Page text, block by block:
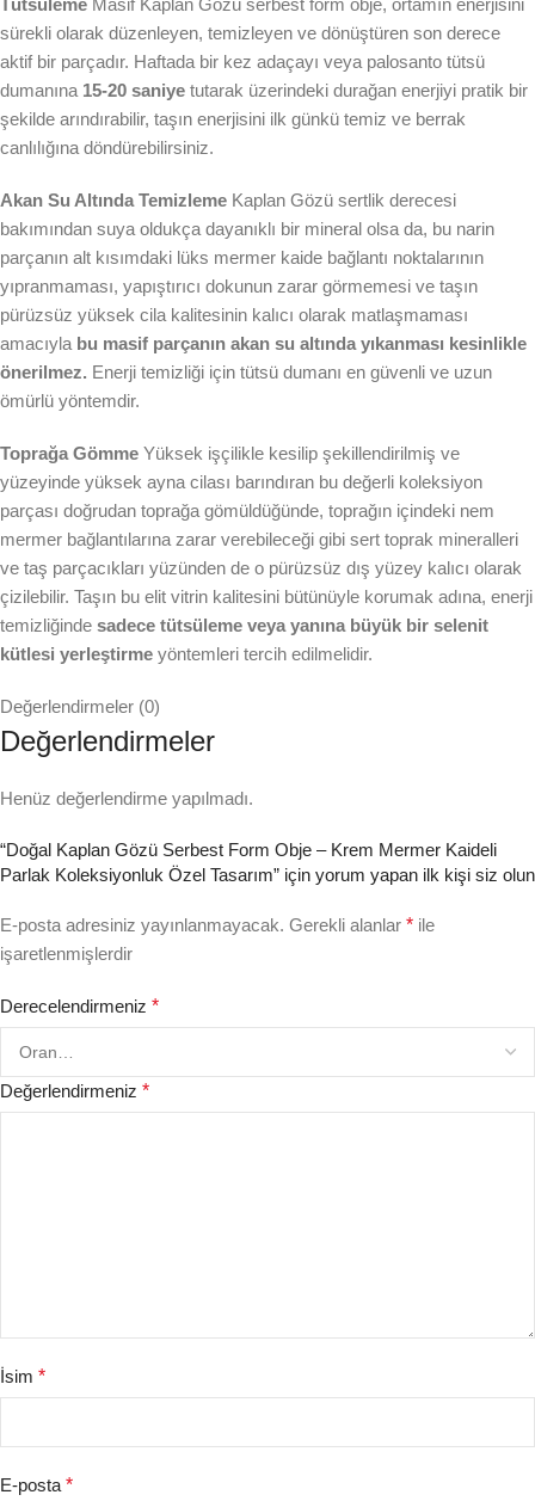
Tütsüleme Masif Kaplan Gözü serbest form obje, ortamın enerjisini
sürekli olarak düzenleyen, temizleyen ve dönüştüren son derece
aktif bir parçadır. Haftada bir kez adaçayı veya palosanto tütsü
dumanına 15-20 saniye tutarak üzerindeki durağan enerjiyi pratik bir
şekilde arındırabilir, taşın enerjisini ilk günkü temiz ve berrak
canlılığına döndürebilirsiniz.
Akan Su Altında Temizleme Kaplan Gözü sertlik derecesi
bakımından suya oldukça dayanıklı bir mineral olsa da, bu narin
parçanın alt kısımdaki lüks mermer kaide bağlantı noktalarının
yıpranmaması, yapıştırıcı dokunun zarar görmemesi ve taşın
pürüzsüz yüksek cila kalitesinin kalıcı olarak matlaşmaması
amacıyla bu masif parçanın akan su altında yıkanması kesinlikle
önerilmez. Enerji temizliği için tütsü dumanı en güvenli ve uzun
ömürlü yöntemdir.
Toprağa Gömme Yüksek işçilikle kesilip şekillendirilmiş ve
yüzeyinde yüksek ayna cilası barındıran bu değerli koleksiyon
parçası doğrudan toprağa gömüldüğünde, toprağın içindeki nem
mermer bağlantılarına zarar verebileceği gibi sert toprak mineralleri
ve taş parçacıkları yüzünden de o pürüzsüz dış yüzey kalıcı olarak
çizilebilir. Taşın bu elit vitrin kalitesini bütünüyle korumak adına, enerji
temizliğinde sadece tütsüleme veya yanına büyük bir selenit
kütlesi yerleştirme yöntemleri tercih edilmelidir.
Değerlendirmeler (0)
Değerlendirmeler
Henüz değerlendirme yapılmadı.
“Doğal Kaplan Gözü Serbest Form Obje – Krem Mermer Kaideli
Parlak Koleksiyonluk Özel Tasarım” için yorum yapan ilk kişi siz olun
E-posta adresiniz yayınlanmayacak. Gerekli alanlar * ile
işaretlenmişlerdir
Derecelendirmeniz *
Değerlendirmeniz *
İsim *
E-posta *